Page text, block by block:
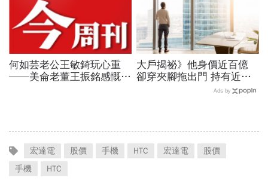
何如芸老公王敏錡玩心重
──美侖老董王振銘感慨兒
大戶揭祕》他身價近百億
卻穿夾腳拖出門 持有近三
千張浩鼎 神祕投資人曝光
Ads by
宏達電 股價 手機 HTC 宏達電
股價
手機
HTC